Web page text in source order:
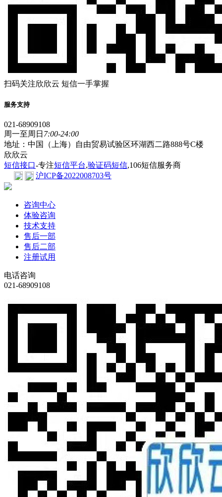
扫码关注欣欣云 短信一手掌握
服务支持
021-68909108
周一至周日 7:00-24:00
地址：中国（上海）自由贸易试验区环湖西二路888号C楼
欣欣云
短信接口-专注短信平台,验证码短信,106短信服务商
沪ICP备2022008703号
咨询中心
体验咨询
技术支持
售后一部
售后二部
注册试用
电话咨询
021-68909108